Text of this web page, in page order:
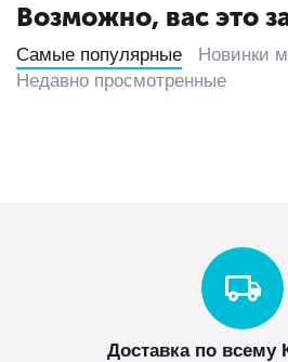
Возможно, вас это
Самые популярные
Новинки
Недавно просмотренные
Доставка по всему